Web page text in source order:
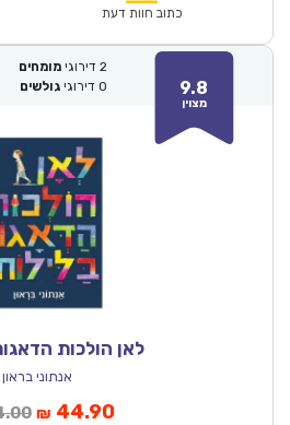
₪64.00.
כתוב חוות דעת
9.8
מצוין
2 דירוגי מומחים
0 דירוגי גולשים
לאן הולכות
אנתוני בראון
המחיר
₪ 44.90המחיר